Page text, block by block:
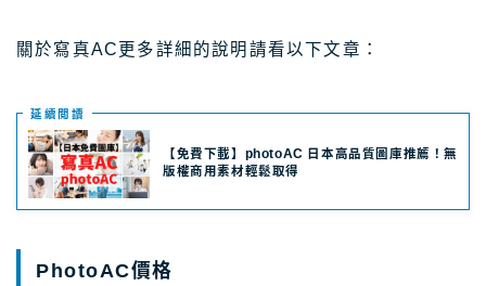
關於寫真AC更多詳細的說明請看以下文章：
延續閲讀
【免費下載】photoAC 日本高品質圖庫推薦！無
版權商用素材輕鬆取得
PhotoAC價格